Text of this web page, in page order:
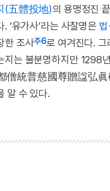
(五體投地)의 용맹정진
‘유가사’라는 사찰명은
한 조사주6로 여겨진다. 그
지는 불분명하지만 1298
統普慈國尊贈諡弘眞碑
알 수 있다.